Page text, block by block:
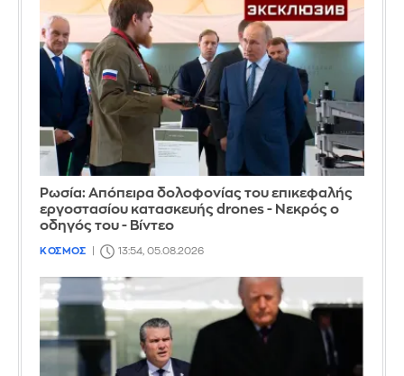
Ρωσία: Απόπειρα δολοφονίας του επικεφαλής
εργοστασίου κατασκευής drones - Νεκρός ο
οδηγός του - Βίντεο
ΚΟΣΜΟΣ 13:54, 05.08.2026